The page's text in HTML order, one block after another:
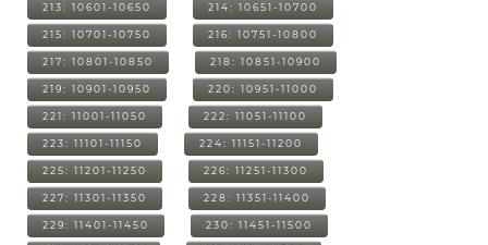
213: 10601-10650 214: 10651-10700
215: 10701-10750 216: 10751-10800
217: 10801-10850 218: 10851-10900
219: 10901-10950 220: 10951-11000
221: 11001-11050 222: 11051-11100
223: 11101-11150 224: 11151-11200
225: 11201-11250 226: 11251-11300
227: 11301-11350 228: 11351-11400
229: 11401-11450 230: 11451-11500